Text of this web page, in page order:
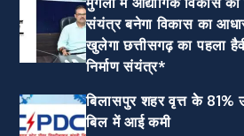
संयंत्र बनेगा विकास का
खुलेगा छत्तीसगढ़ का पहला
निर्माण संयंत्र*
बिलासपुर शहर वृत्त केे 81%
बिल में आई कमी